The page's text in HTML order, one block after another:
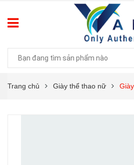
Trang chủ Giày thể thao nữ